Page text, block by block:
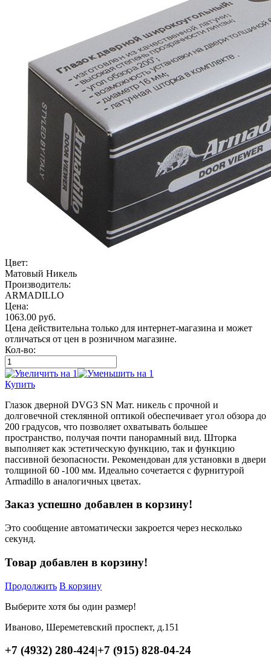
Цвет:
Матовый Никель
Производитель:
ARMADILLO
Цена:
1063.00 руб.
Цена действительна только для интернет-магазина и может
отличаться от цен в розничном магазине.
Кол-во:
Купить
Глазок дверной DVG3 SN Мат. никель с прочной и
долговечной стеклянной оптикой обеспечивает угол обзора до
200 градусов, что позволяет охватывать большее
пространство, получая почти панорамный вид. Шторка
выполняет как эстетическую функцию, так и функцию
пассивной безопасности. Рекомендован для установки в двери
толщиной 60 -100 мм. Идеально сочетается с фурнитурой
Armadillo в аналогичных цветах.
Заказ успешно добавлен в корзину!
Это сообщение автоматически закроется через несколько
секунд.
Товар добавлен в корзину!
Продолжить В корзину
Выберите хотя бы один размер!
Иваново, Шереметевский проспект, д.151
+7 (4932) 280-424|+7 (915) 828-04-24